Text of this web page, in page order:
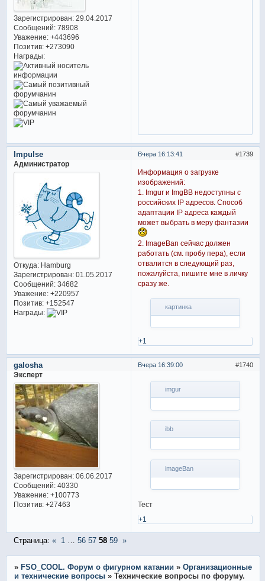
Зарегистрирован: 29.04.2017
Сообщений:78908
Уважение: +443696
Позитив: +273090
Награды:
1739
Вчера 16:13:41
Impulse
Администратор
Откуда:Hamburg
Зарегистрирован: 01.05.2017
Сообщений:34682
Уважение: +220957
Позитив: +152547
Награды:
Информация о загрузке
изображений:
1. Imgur и ImgBB недоступны с
российских IP адресов. Способ
адаптации IP адреса каждый
может выбрать в меру фантазии
2. ImageBan сейчас должен
работать (см. пробу пера), если
отвалится в следующий раз,
пожалуйста, пишите мне в личку
сразу же.
картинка
+1
1740
Вчера 16:39:00
galosha
Эксперт
Зарегистрирован: 06.06.2017
Сообщений:40330
Уважение: +100773
Позитив: +27463
imgur
ibb
imageBan
Тест
+1
Страница: « 1 … 56 57 58 59 »
» FSO_COOL. Форум о фигурном катании » Организационные
и технические вопросы » Технические вопросы по форуму.